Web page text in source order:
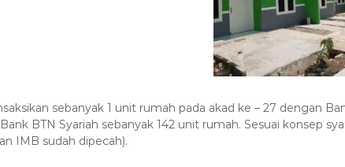
sebanyak 1 unit rumah pada akad ke – 27 dengan
BTN Syariah sebanyak 142 unit rumah. Sesuai konsep
IMB sudah dipecah).